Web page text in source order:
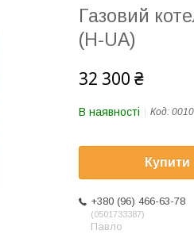
Газовий
(H-UA)
32 300 ₴
В наявності Код:
Купити
+380 (96) 466-63-78
0501733387
Павло